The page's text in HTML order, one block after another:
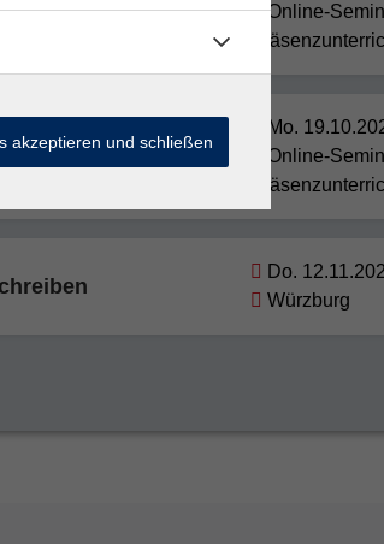
Online-
Mo.
Online-
Do.
Würzburg
akzeptieren und schließen